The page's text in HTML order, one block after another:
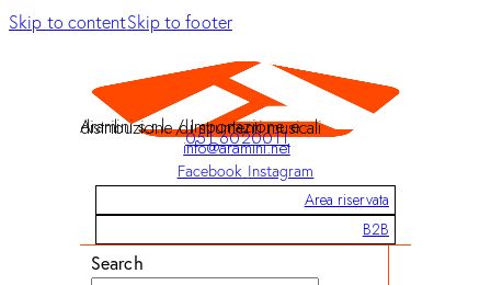
Skip to contentSkip to footer
Aramini s.r.l. / Importazione e distribuzione di strumenti musicali
051 6020011
info@aramini.net
Facebook Instagram
Area riservata
B2B
Search